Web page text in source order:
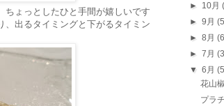
ちょっとしたひと手間が嬉しいです
、出るタイミングと下がるタイミン
► 10月
►9月
►8月
►7月
▼6月
花山
プラ